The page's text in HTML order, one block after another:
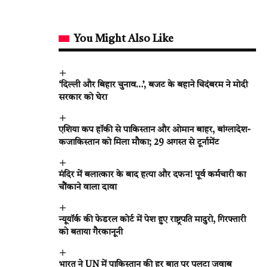
You Might Also Like
‘दिल्ली और बिहार चुनाव…’, बजट के बहाने चिदंबरम ने मोदी
सरकार को घेरा
एशिया कप हॉकी से पाकिस्तान और ओमान बाहर, बांग्लादेश-
कजाकिस्तान को मिला मौका; 29 अगस्त से टूर्नामेंट
मंदिर में बलात्कार के बाद हत्या और दफन! पूर्व कर्मचारी का
चौंकाने वाला दावा
न्यूयॉर्क की फेडरल कोर्ट में पेश हुए राष्ट्रपति मादुरो, गिरफ्तारी
को बताया गैरकानूनी
भारत ने UN में पाकिस्तान की हर बात पर पलटा जवाब